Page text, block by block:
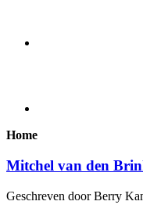
Home
Mitchel van den
Geschreven door Berry